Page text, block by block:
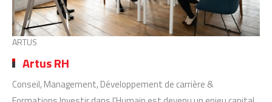
ARTUS
Artus RH
Conseil, Management, Développement de carrière &